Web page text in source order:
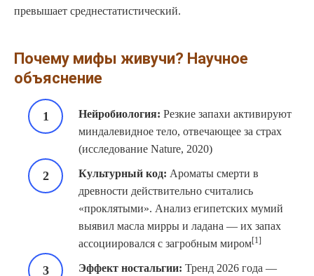
превышает среднестатистический.
Почему мифы живучи? Научное
объяснение
Нейробиология: Резкие запахи активируют
миндалевидное тело, отвечающее за страх
(исследование Nature, 2020)
Культурный код: Ароматы смерти в
древности действительно считались
«проклятыми». Анализ египетских мумий
выявил масла мирры и ладана — их запах
ассоциировался с загробным миром[1]
Эффект ностальгии: Тренд 2026 года —